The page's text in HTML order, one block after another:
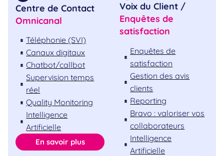
Centre de Contact
Omnicanal
Téléphonie (SVI)
Canaux digitaux
Chatbot/callbot
Supervision temps
réel
Quality Monitoring
Intelligence
Artificielle
En savoir plus
Voix du Client /
Enquêtes de
satisfaction
Enquêtes de
satisfaction
Gestion des avis
clients
Reporting
Bravo : valoriser vos
collaborateurs
Intelligence
Artificielle